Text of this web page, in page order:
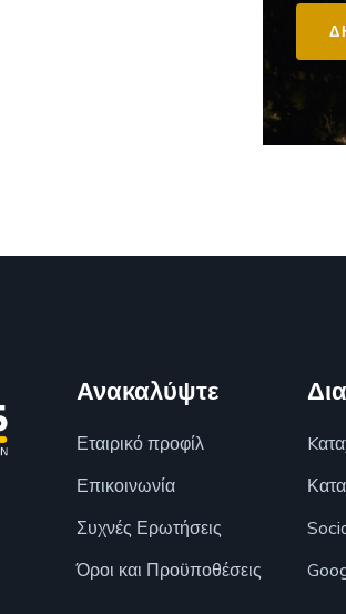
Ανακαλύψτε
Εταιρικό προφίλ
Επικοινωνία
Συχνές Ερωτήσεις
Όροι και Προϋποθέσεις